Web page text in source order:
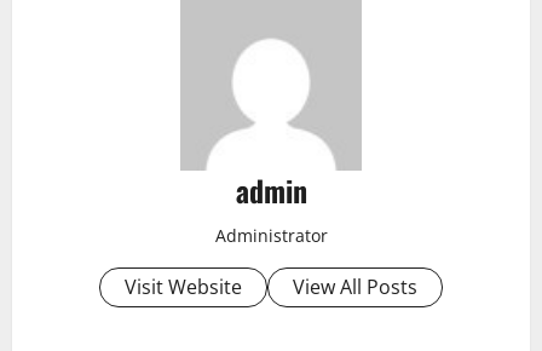
admin
Administrator
Visit Website View All Posts